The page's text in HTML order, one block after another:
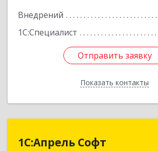
Внедрений
1С:Специалист
Отправить заявку
Показать контакты
Отправить заявку
Назад
1С:Апрель Софт